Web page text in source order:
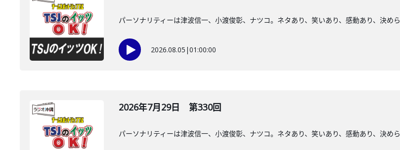
パーソナリティーは津波信一、小渡俊彰、ナツコ。ネタあり、笑いあり、感動あり、決め
2026.08.05 |01:00:00
2026年7月29日 第330回
パーソナリティーは津波信一、小渡俊彰、ナツコ。ネタあり、笑いあり、感動あり、決め